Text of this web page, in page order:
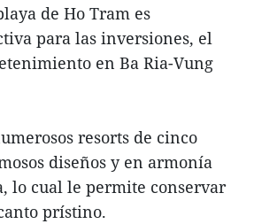
de Ho Tram es
para las inversiones, el
en Ba Ria-Vung
resorts de cinco
diseños y en armonía
lo cual le permite conservar
prístino.